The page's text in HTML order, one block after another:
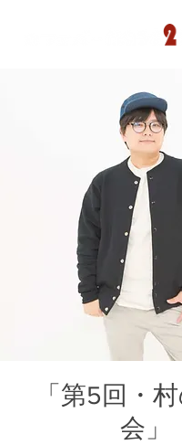
「第5回・
会」